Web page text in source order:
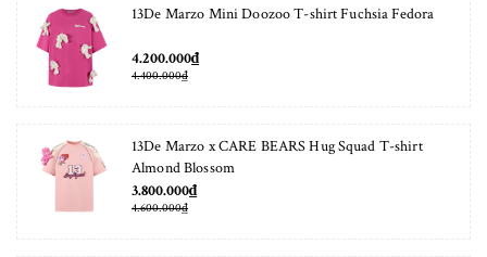
13De Marzo Mini Doozoo T-shirt Fuchsia Fedora
4.200.000₫
4.400.000₫
13De Marzo x CARE BEARS Hug Squad T-shirt
Almond Blossom
3.800.000₫
4.600.000₫